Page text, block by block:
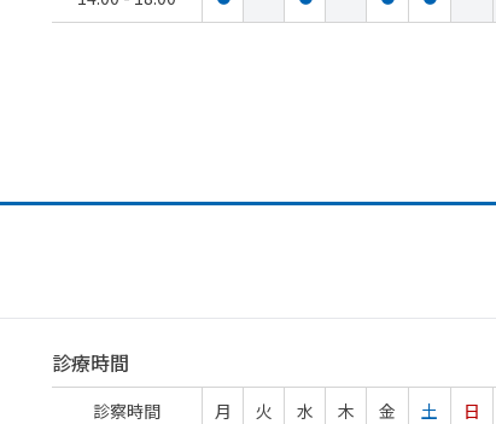
診療時間
診察時間 月 火 水 木 金 土
日